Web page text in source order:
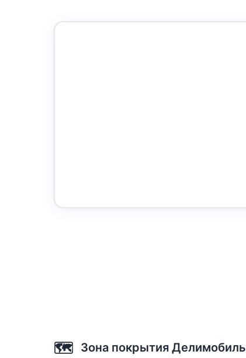
🗺️ Зона покрытия Делимобиль